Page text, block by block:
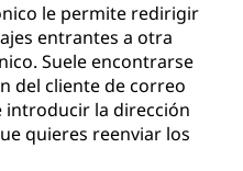
le permite redirigir
entrantes a otra
Suele encontrarse
del cliente de correo
introducir la dirección
quieres reenviar los